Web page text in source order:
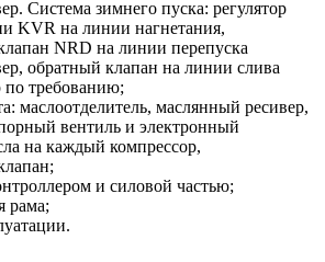
Система зимнего пуска: регулятор
KVR на линии нагнетания,
NRD на линии перепуска
обратный клапан на линии слива
по требованию;
маслоотделитель, маслянный ресивер,
вентиль и электронный
на каждый компрессор,
и силовой частью;
рама;